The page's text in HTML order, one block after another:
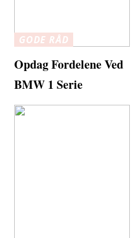
GODE RÅD
Opdag Fordelene Ved
BMW 1 Serie